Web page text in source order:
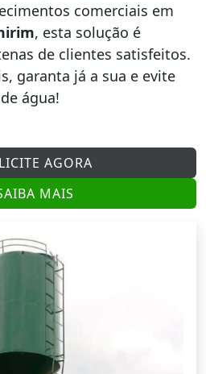
comerciais em
, esta solução é
de clientes satisfeitos.
garanta já a sua e evite
água!
AGORA
MAIS